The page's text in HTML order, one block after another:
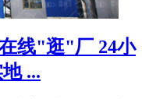
线"逛"厂 24小
...